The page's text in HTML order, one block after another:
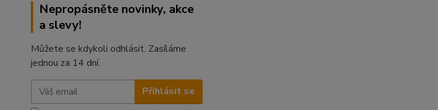
Nepropásněte novinky, akce
a slevy!
Můžete se kdykoli odhlásit. Zasíláme
jednou za 14 dní.
Přihlásit se